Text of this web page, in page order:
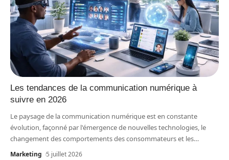
Les tendances de la communication numérique à
suivre en 2026
Le paysage de la communication numérique est en constante
évolution, façonné par l'émergence de nouvelles technologies, le
changement des comportements des consommateurs et les…
Marketing 5 juillet 2026